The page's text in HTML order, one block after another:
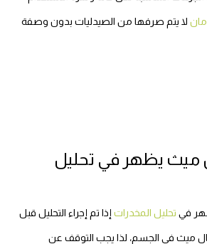
لا يتم صرفها من الصيدليات بدون وصفة
ميث يظهر في تحليل
في تحليل المخدرات إذا تم إجراء التحليل قبل
ميث في الجسم، لذا يجب التوقف عن